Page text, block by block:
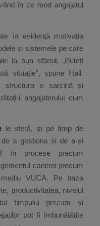
în ce mod angajatul
în evidență motivația
și sistemele pe care
la bun sfârșit. „Puteți
situație”, spune Hall.
structura o sarcină și
i angajatorului cum
le oferă, și pe timp de
de a gestiona și de a-și
în procese precum
carierei precum
VUCA. Pe baza
productivitatea, nivelul
timpului precum și
pot fi îmbunătățite